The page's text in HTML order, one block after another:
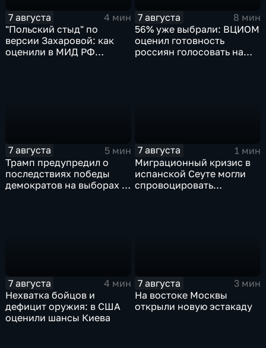
7 августа
4 мин
"Польский стыд" по
версии Захаровой: как
оценили в МИД РФ
7 августа
8 мин
56% уже выбрали: ВЦИОМ
оценил готовность
россиян голосовать на
7 августа
5 мин
Трамп предупредил о
последствиях победы
демократов на выборах в
7 августа
1 мин
Миграционный кризис в
испанской Сеуте могли
спровоцировать
7 августа
4 мин
Нехватка бойцов и
дефицит оружия: в США
оценили шансы Киева
7 августа
3 мин
На востоке Москвы
открыли новую эстакаду